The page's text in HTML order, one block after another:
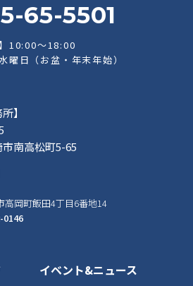
65-5501
10:00～18:00
曜日（お盆・年末年始）
】
南高松町5-65
高岡町飯田4丁目6番地14
0146
イベント&ニュース